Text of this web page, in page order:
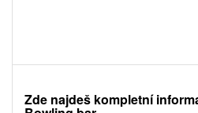
Zde najdeš kompletní